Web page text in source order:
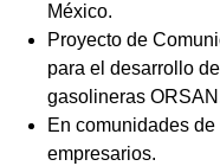
México.
Proyecto de
para el desarrollo
gasolineras
En comunidades
empresarios.